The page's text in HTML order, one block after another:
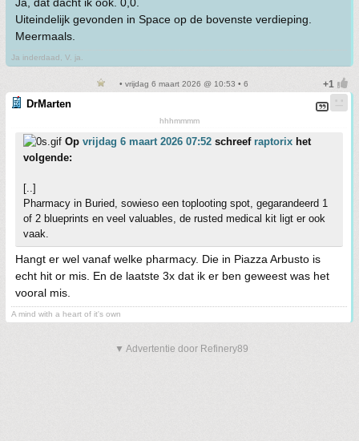
Uiteindelijk gevonden in Space op de bovenste verdieping.
Meermaals.
Ja inderdaad, V. ja.
• vrijdag 6 maart 2026 @ 10:53 • 6
DrMarten
hhhmmmm
Op vrijdag 6 maart 2026 07:52 schreef raptorix het
volgende:
[..]
Pharmacy in Buried, sowieso een toplooting spot, gegarandeerd 1
of 2 blueprints en veel valuables, de rusted medical kit ligt er ook
vaak.
Hangt er wel vanaf welke pharmacy. Die in Piazza Arbusto is
echt hit or mis. En de laatste 3x dat ik er ben geweest was het
vooral mis.
A mind with a heart of it's own
▼ Advertentie door Refinery89